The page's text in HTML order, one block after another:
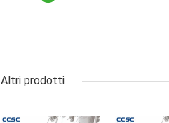
Altri prodotti